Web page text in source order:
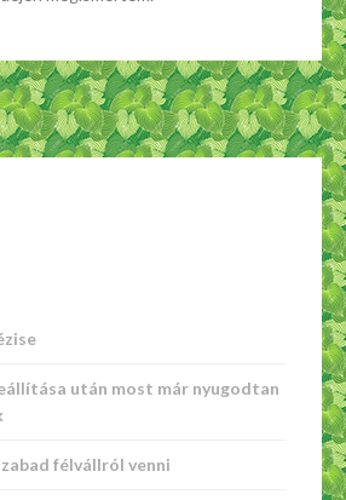
után most már nyugodtan
félvállról venni